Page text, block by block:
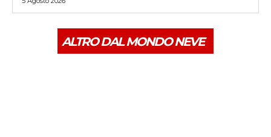
ALTRO DAL MONDO NEVE